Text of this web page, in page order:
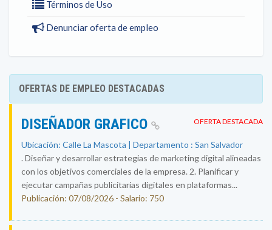
Términos de Uso
Denunciar oferta de empleo
OFERTAS DE EMPLEO DESTACADAS
OFERTA DESTACADA
DISEÑADOR GRAFICO
Ubicación: Calle La Mascota | Departamento : San Salvador
. Diseñar y desarrollar estrategias de marketing digital alineadas
con los objetivos comerciales de la empresa. 2. Planificar y
ejecutar campañas publicitarias digitales en plataformas...
Publicación: 07/08/2026 - Salario: 750